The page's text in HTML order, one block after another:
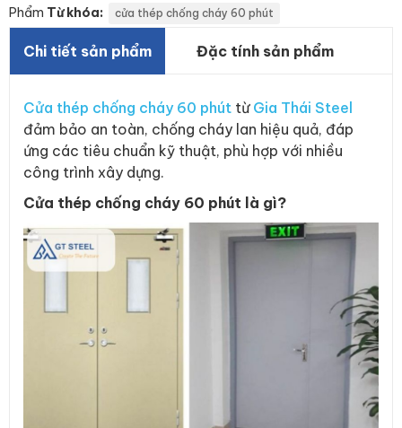
Phẩm Từ khóa: cửa thép chống cháy 60 phút
Chi tiết sản phẩm Đặc tính sản phẩm
Cửa thép chống cháy 60 phút từ Gia Thái Steel
đảm bảo an toàn, chống cháy lan hiệu quả, đáp
ứng các tiêu chuẩn kỹ thuật, phù hợp với nhiều
công trình xây dựng.
Cửa thép chống cháy 60 phút là gì?